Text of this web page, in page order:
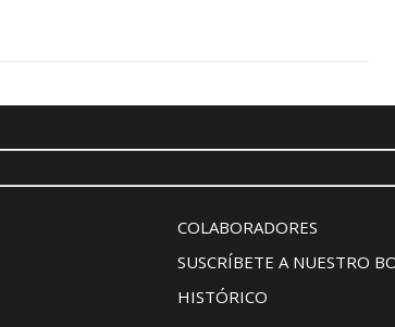
COLABORADORES
SUSCRÍBETE A NUESTRO
HISTÓRICO